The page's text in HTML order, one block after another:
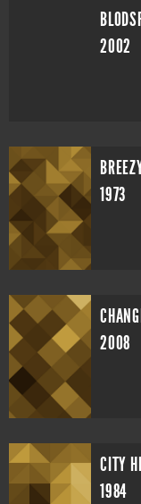
2002
1973
2008
CITY
1984